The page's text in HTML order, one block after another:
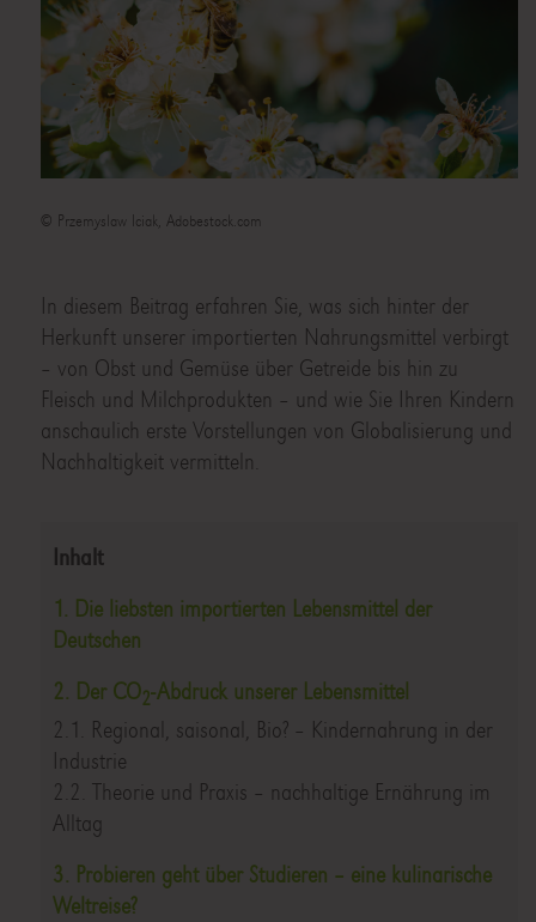
© Przemyslaw Iciak, Adobestock.com
In diesem Beitrag erfahren Sie, was sich hinter der
Herkunft unserer importierten Nahrungsmittel verbirgt
– von Obst und Gemüse über Getreide bis hin zu
Fleisch und Milchprodukten – und wie Sie Ihren Kindern
anschaulich erste Vorstellungen von Globalisierung und
Nachhaltigkeit vermitteln.
Inhalt
1. Die liebsten importierten Lebensmittel der
Deutschen
2. Der CO2-Abdruck unserer Lebensmittel
2.1. Regional, saisonal, Bio? – Kindernahrung in der
Industrie
2.2. Theorie und Praxis – nachhaltige Ernährung im
Alltag
3. Probieren geht über Studieren – eine kulinarische
Weltreise?